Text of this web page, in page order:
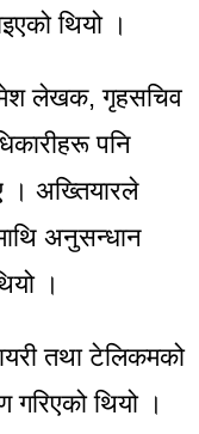
थियो ।
लेखक, गृहसचिव
पनि
। अख्तियारले
अनुसन्धान
।
तथा टेलिकमको
थियो ।